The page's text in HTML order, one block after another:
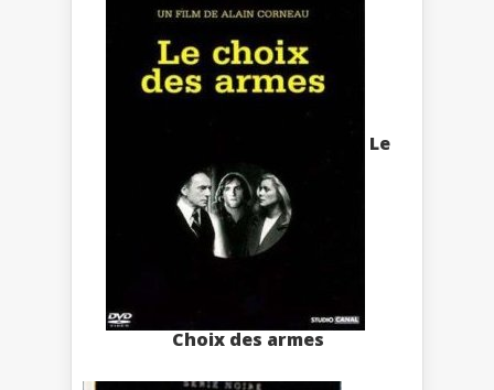
Le
Choix des armes